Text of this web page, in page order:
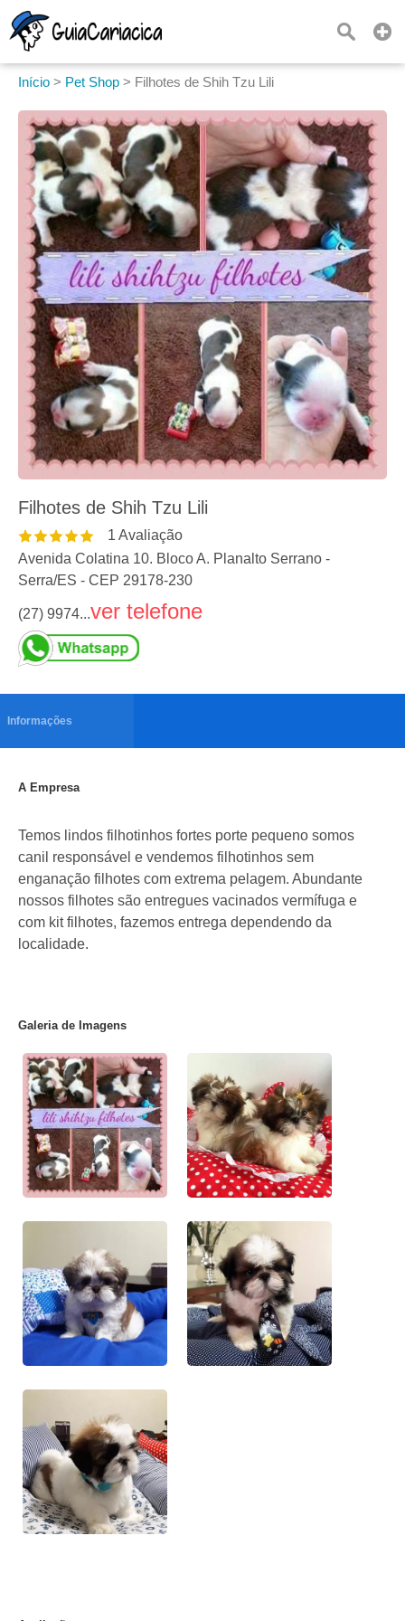
Início > Pet Shop > Filhotes de Shih Tzu Lili
Filhotes de Shih Tzu Lili
1 Avaliação
Avenida Colatina 10. Bloco A. Planalto Serrano -
Serra/ES - CEP 29178-230
(27) 9974...ver telefone
Informações
A Empresa
Temos lindos filhotinhos fortes porte pequeno somos
canil responsável e vendemos filhotinhos sem
enganação filhotes com extrema pelagem. Abundante
nossos filhotes são entregues vacinados vermífuga e
com kit filhotes, fazemos entrega dependendo da
localidade.
Galeria de Imagens